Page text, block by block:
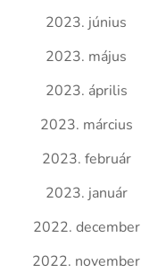
2023. június
2023. május
2023. április
2023. március
2023. február
2023. január
2022. december
2022. november